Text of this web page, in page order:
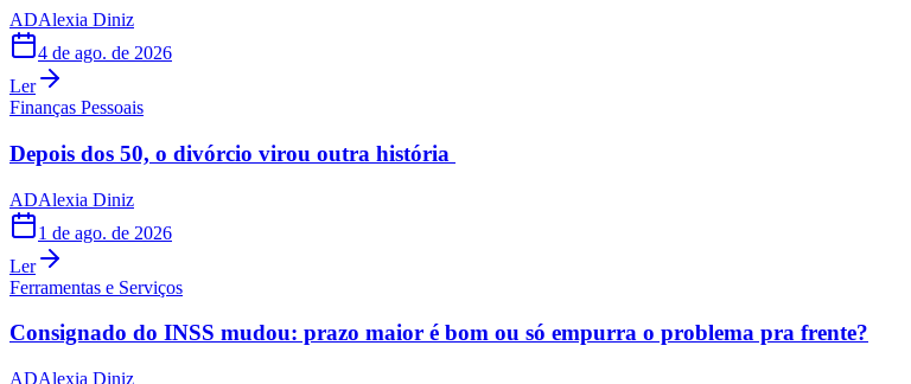
ADAlexia Diniz
4 de ago. de 2026
Ler
Finanças Pessoais
Depois dos 50, o divórcio virou outra história
ADAlexia Diniz
1 de ago. de 2026
Ler
Ferramentas e Serviços
Consignado do INSS mudou: prazo maior é bom ou só empurra o problema pra frente?
ADAlexia Diniz